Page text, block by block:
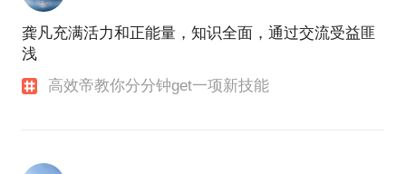
龚凡充满活力和正能量，知识全面，通过交流受益匪
浅
高效帝教你分分钟get一项新技能